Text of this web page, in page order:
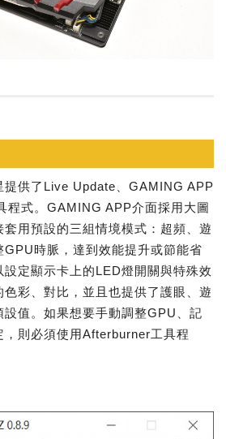
提供了Live Update、GAMING APP
程式。GAMING APP介面採用大圖
用預設的三組情境模式：超頻、遊
時脈，達到效能提升或節能省
定顯示卡上的LED燈開關與特殊效
彩、對比，並且也提供了護眼、遊
值。如果想要手動調整GPU、記
，則必須使用Afterburner工具程